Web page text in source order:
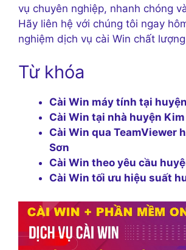
vụ chuyên nghiệp, nhanh chóng
Hãy liên hệ với chúng tôi ngay
nghiệm dịch vụ cài Win chất
Từ khóa
Cài Win máy tính tại
Cài Win tại nhà huyện Kim
Cài Win qua TeamViewer
Sơn
Cài Win theo yêu cầu
Cài Win tối ưu hiệu suất